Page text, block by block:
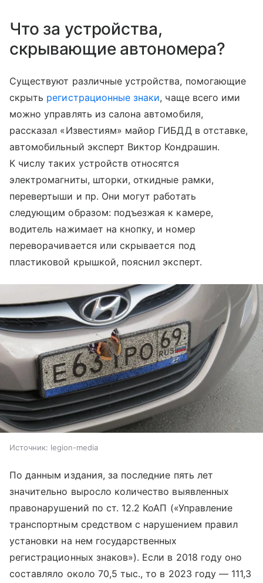
Что за устройства,
скрывающие автономера?
Существуют различные устройства, помогающие
скрыть регистрационные знаки, чаще всего ими
можно управлять из салона автомобиля,
рассказал «Известиям» майор ГИБДД в отставке,
автомобильный эксперт Виктор Кондрашин.
К числу таких устройств относятся
электромагниты, шторки, откидные рамки,
перевертыши и пр. Они могут работать
следующим образом: подъезжая к камере,
водитель нажимает на кнопку, и номер
переворачивается или скрывается под
пластиковой крышкой, пояснил эксперт.
Источник: legion-media
По данным издания, за последние пять лет
значительно выросло количество выявленных
правонарушений по ст. 12.2 КоАП («Управление
транспортным средством с нарушением правил
установки на нем государственных
регистрационных знаков»). Если в 2018 году оно
составляло около 70,5 тыс., то в 2023 году — 111,3